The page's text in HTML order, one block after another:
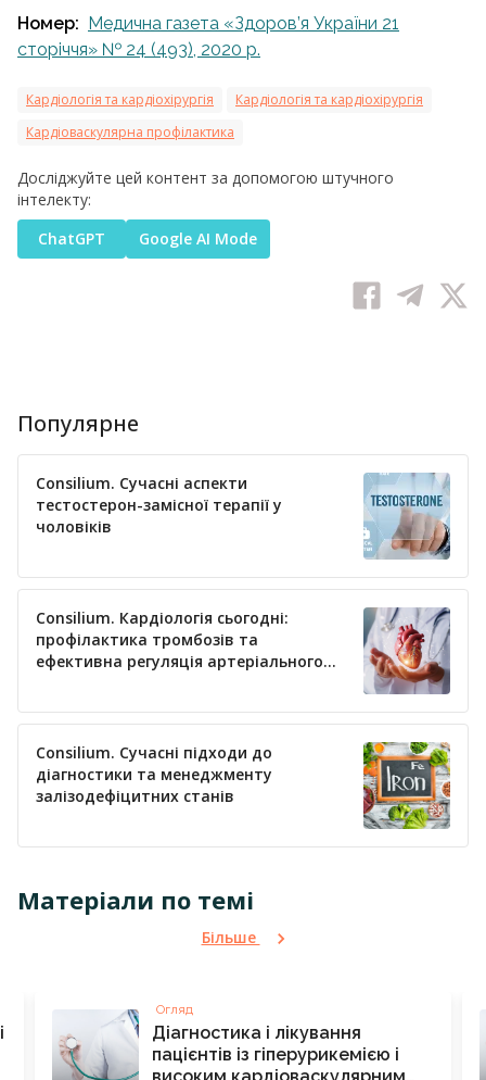
Номер: Медична газета «Здоров’я України 21
сторіччя» № 24 (493), 2020 р.
Кардіологія та кардіохірургія
Кардіологія та кардіохірургія
Кардіоваскулярна профілактика
Досліджуйте цей контент за допомогою штучного
інтелекту:
ChatGPT
Google AI Mode
Популярне
Consilium. Сучасні аспекти
тестостерон-замісної терапії у
чоловіків
Consilium. Кардіологія сьогодні:
профілактика тромбозів та
ефективна регуляція артеріального
Consilium. Сучасні підходи до
діагностики та менеджменту
залізодефіцитних станів
Матеріали по темі
Більше
Огляд
Діагностика і лікування
пацієнтів із гіперурикемією і